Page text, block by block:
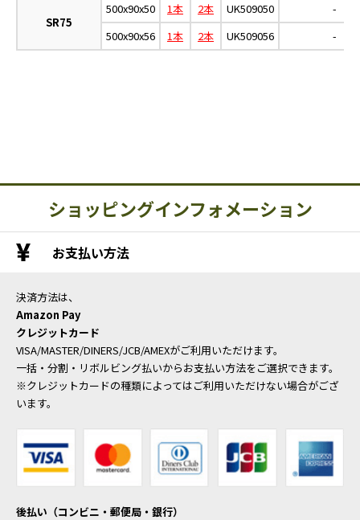
SR75
500x90x50 1本 2本 UK509050
-
500x90x56
1本 2本 UK509056 -
ショッピングインフォメーション
お支払い方法
決済方法は、
Amazon Pay
クレジットカード
VISA/MASTER/DINERS/JCB/AMEXがご利用いただけます。
一括・分割・リボルビング払いからお支払い方法をご選択できます。
※クレジットカードの種類によってはご利用いただけない場合がござ
います。
後払い（コンビニ・郵便局・銀行）